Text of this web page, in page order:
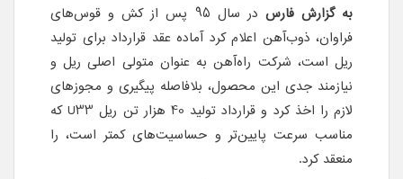
به گزارش فارس
‌در سال 95 پس از کش و قوس‌های
فراوان، ذوب‌آهن اعلام کرد آماده عقد قرارداد برای تولید‌
ریل است، شرکت راه‌آهن به عنوان متولی اصلی ریل و
نیازمند جدی این محصول، بلافاصله پیگیری‌ و مجوز‌های
لازم را اخذ کرد و‌ قرارداد تولید 40 هزار تن ریل U33 که
مناسب سرعت پایین‌تر و حساسیت‌های کمتر است، را
منعقد کرد‌.